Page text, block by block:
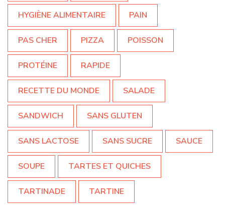
HYGIÈNE ALIMENTAIRE PAIN
PAS CHER PIZZA POISSON
PROTÉINE RAPIDE
RECETTE DU MONDE SALADE
SANDWICH SANS GLUTEN
SANS LACTOSE SANS SUCRE SAUCE
SOUPE TARTES ET QUICHES
TARTINADE TARTINE